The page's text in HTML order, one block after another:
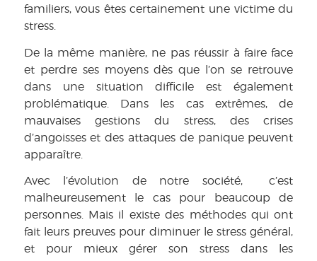
familiers, vous êtes certainement une victime du
stress.
De la même manière, ne pas réussir à faire face
et perdre ses moyens dès que l’on se retrouve
dans une situation difficile est également
problématique. Dans les cas extrêmes, de
mauvaises gestions du stress, des crises
d’angoisses et des attaques de panique peuvent
apparaître.
Avec l’évolution de notre société, c’est
malheureusement le cas pour beaucoup de
personnes. Mais il existe des méthodes qui ont
fait leurs preuves pour diminuer le stress général,
et pour mieux gérer son stress dans les